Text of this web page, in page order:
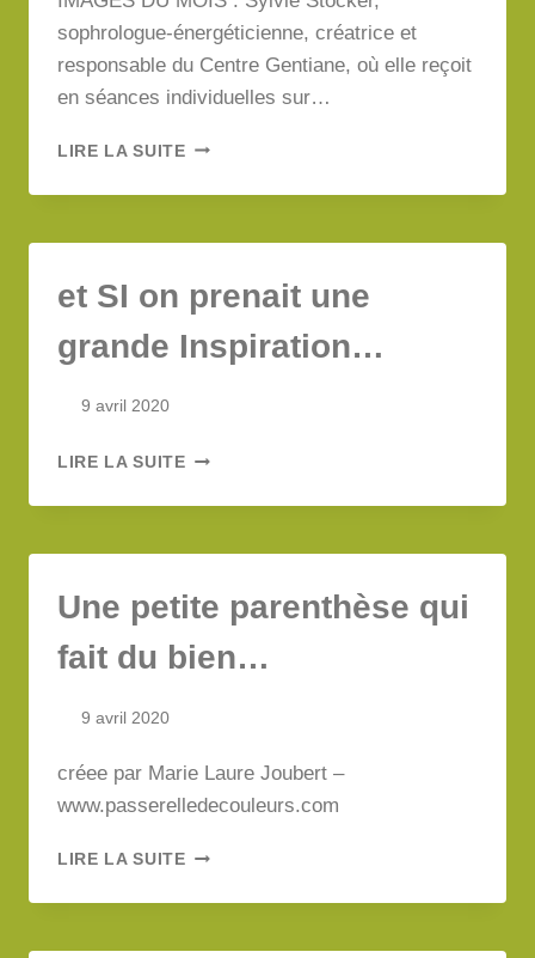
sophrologue-énergéticienne, créatrice et
responsable du Centre Gentiane, où elle reçoit
en séances individuelles sur…
LIRE LA SUITENOTRE
DE
EST
LIGNE
et SI on prenait une
grande Inspiration…
9 avril 2020
LIRE LA SUITEET
ON
UNE
INSPIRATION…
Une petite parenthèse qui
fait du bien…
9 avril 2020
créee par Marie Laure Joubert –
www.passerelledecouleurs.com
LIRE LA SUITEUNE
PARENTHÈSE
FAIT